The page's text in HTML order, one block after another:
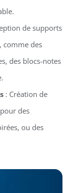
de supports
comme des
des blocs-notes
: Création de
des
ou des